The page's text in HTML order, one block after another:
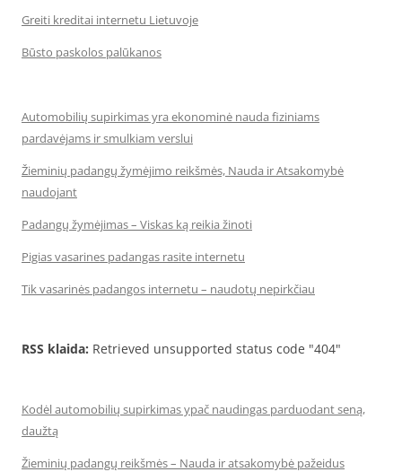
Greiti kreditai internetu Lietuvoje
Būsto paskolos palūkanos
Automobilių supirkimas yra ekonominė nauda fiziniams
pardavėjams ir smulkiam verslui
Žieminių padangų žymėjimo reikšmės, Nauda ir Atsakomybė
naudojant
Padangų žymėjimas – Viskas ką reikia žinoti
Pigias vasarines padangas rasite internetu
Tik vasarinės padangos internetu – naudotų nepirkčiau
RSS klaida: Retrieved unsupported status code "404"
Kodėl automobilių supirkimas ypač naudingas parduodant seną,
daužtą
Žieminių padangų reikšmės – Nauda ir atsakomybė pažeidus